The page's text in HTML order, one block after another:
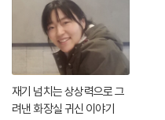
재기 넘치는 상상력으로 그
려낸 화장실 귀신 이야기